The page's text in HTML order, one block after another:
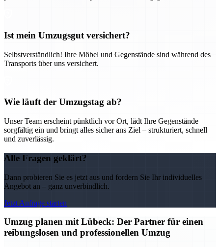
Ist mein Umzugsgut versichert?
Selbstverständlich! Ihre Möbel und Gegenstände sind während des
Transports über uns versichert.
Wie läuft der Umzugstag ab?
Unser Team erscheint pünktlich vor Ort, lädt Ihre Gegenstände
sorgfältig ein und bringt alles sicher ans Ziel – strukturiert, schnell
und zuverlässig.
Alle Fragen geklärt?
Dann probieren Sie es jetzt aus und fordern Sie Ihr individuelles
Angebot an – ganz unverbindlich.
Jetzt Anfrage starten
Umzug planen mit Lübeck: Der Partner für einen
reibungslosen und professionellen Umzug